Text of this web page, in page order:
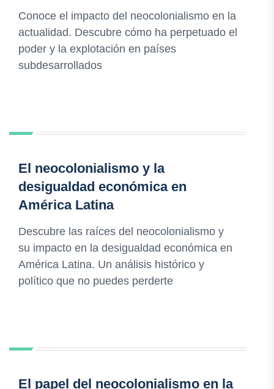
Conoce el impacto del neocolonialismo en la
actualidad. Descubre cómo ha perpetuado el
poder y la explotación en países
subdesarrollados
El neocolonialismo y la
desigualdad económica en
América Latina
Descubre las raíces del neocolonialismo y
su impacto en la desigualdad económica en
América Latina. Un análisis histórico y
político que no puedes perderte
El papel del neocolonialismo en la